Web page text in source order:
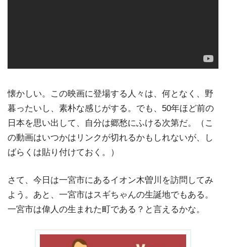
懐かしい。この映画に登場する人々は、何となく、野
暮ったいし、素朴な感じがする。でも、50年ほど前の
日本を思い出して、自分は郷愁にふける次第だ。（こ
の動画はいつかはリンクが切れるかもしれないが、し
ばらくは貼り付けておく。）
さて、今日は一宮市にあるイオン木曽川を訪問してみ
よう。あと、一宮市はスギちゃんの生誕地でもある。
一宮市は偉人の生まれた町である？と言えるかな。